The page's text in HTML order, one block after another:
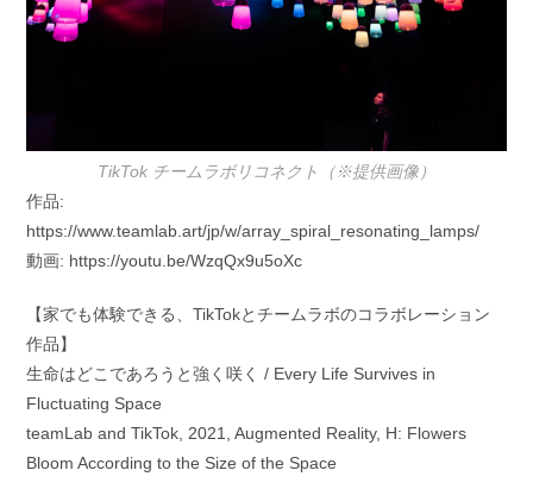
TikTok チームラボリコネクト（※提供画像）
作品:
https://www.teamlab.art/jp/w/array_spiral_resonating_lamps/
動画: https://youtu.be/WzqQx9u5oXc
【家でも体験できる、TikTokとチームラボのコラボレーション
作品】
生命はどこであろうと強く咲く / Every Life Survives in
Fluctuating Space
teamLab and TikTok, 2021, Augmented Reality, H: Flowers
Bloom According to the Size of the Space